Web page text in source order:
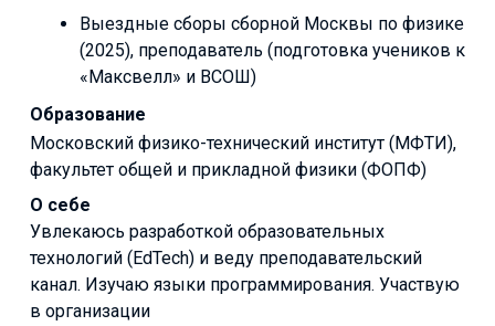
Выездные сборы сборной Москвы по физике
(2025), преподаватель (подготовка учеников к
«Максвелл» и ВСОШ)
Образование
Московский физико-технический институт (МФТИ),
факультет общей и прикладной физики (ФОПФ)
О себе
Увлекаюсь разработкой образовательных
технологий (EdTech) и веду преподавательский
канал. Изучаю языки программирования. Участвую
в организации